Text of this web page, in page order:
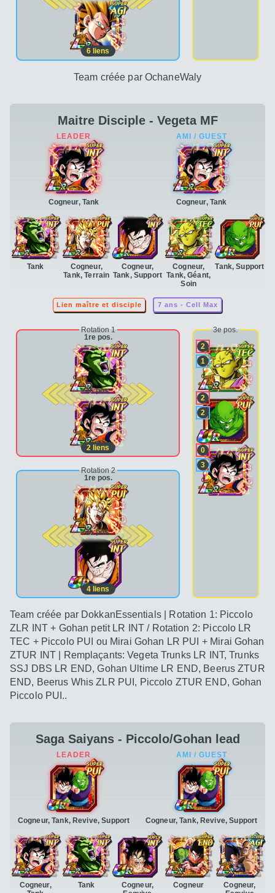
6 liens
Team créée par OchaneWaly
Maitre Disciple - Vegeta MF
Cogneur, Tank
Tank
Cogneur,
Tank, Terrain
Cogneur,
Tank, Support
Cogneur,
Tank, Géant,
Soin
Tank, Support
Cogneur, Tank
Lien maître et disciple 7 ans - Cell Max
Rotation 1
1re pos.
2e pos.
2 liens
Rotation 2
1re pos.
2e pos.
4 liens
3e pos.
2
1
2
2
0
3
Team créée par DokkanEssentials | Rotation 1: Piccolo
ZLR INT + Gohan petit LR INT / Rotation 2: Piccolo LR
TEC + Piccolo PUI ou Mirai Gohan LR PUI + Mirai Gohan
ZTUR INT | Remplaçants: Vegeta Trunks LR INT, Trunks
SSJ DBS LR END, Gohan Ultime LR END, Beerus ZTUR
END, Beerus Whis ZLR PUI, Piccolo ZTUR END, Gohan
Piccolo PUI..
Saga Saiyans - Piccolo/Gohan lead
Cogneur, Tank, Revive, Support
Cogneur,
Tank
Cogneur,
Cogneur
Cogneur,
Cogneur, Tank, Revive, Support